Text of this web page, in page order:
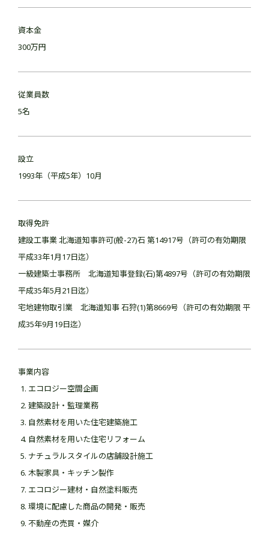
資本金
300万円
従業員数
5名
設立
1993年（平成5年）10月
取得免許
建設工事業 北海道知事許可(般-27)石 第14917号（許可の有効期限
平成33年1月17日迄）
一級建築士事務所 北海道知事登録(石)第4897号（許可の有効期限
平成35年5月21日迄）
宅地建物取引業 北海道知事 石狩(1)第8669号（許可の有効期限 平
成35年9月19日迄）
事業内容
エコロジー空間企画
建築設計・監理業務
自然素材を用いた住宅建築施工
自然素材を用いた住宅リフォーム
ナチュラルスタイルの店舗設計施工
木製家具・キッチン製作
エコロジー建材・自然塗料販売
環境に配慮した商品の開発・販売
不動産の売買・媒介